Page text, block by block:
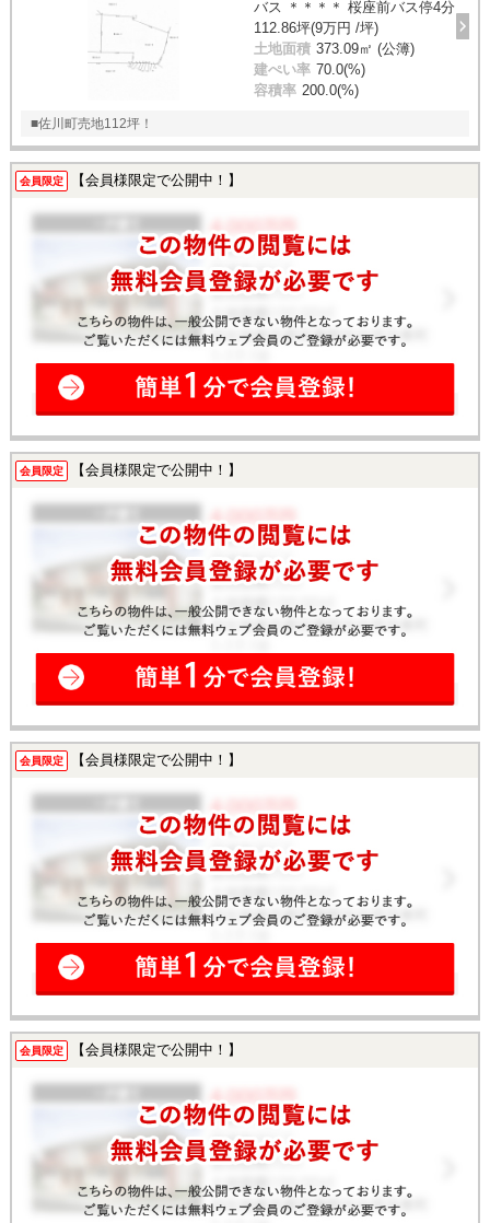
バス ＊＊＊＊ 桜座前バス停4分
112.86坪(9万円 /坪)
土地面積 373.09㎡ (公簿)
建ぺい率 70.0(%)
容積率 200.0(%)
■佐川町売地112坪！
会員限定 【会員様限定で公開中！】
会員限定 【会員様限定で公開中！】
会員限定 【会員様限定で公開中！】
会員限定 【会員様限定で公開中！】